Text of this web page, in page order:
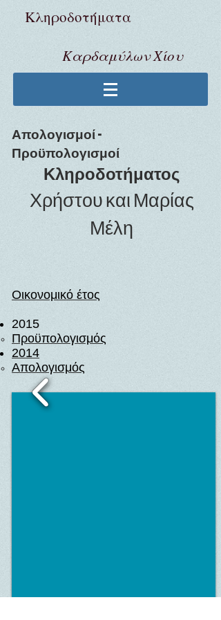
Κληροδoτήματα
Καρδαμύλων Χίου
Οικονομικό έτος
2015
Προϋπολογισμός
2014
Απολογισμός
​Απολογισμοί -
Προϋπολογισμοί
Κληροδοτήματος
Χρήστου και Μαρίας
Μέλη